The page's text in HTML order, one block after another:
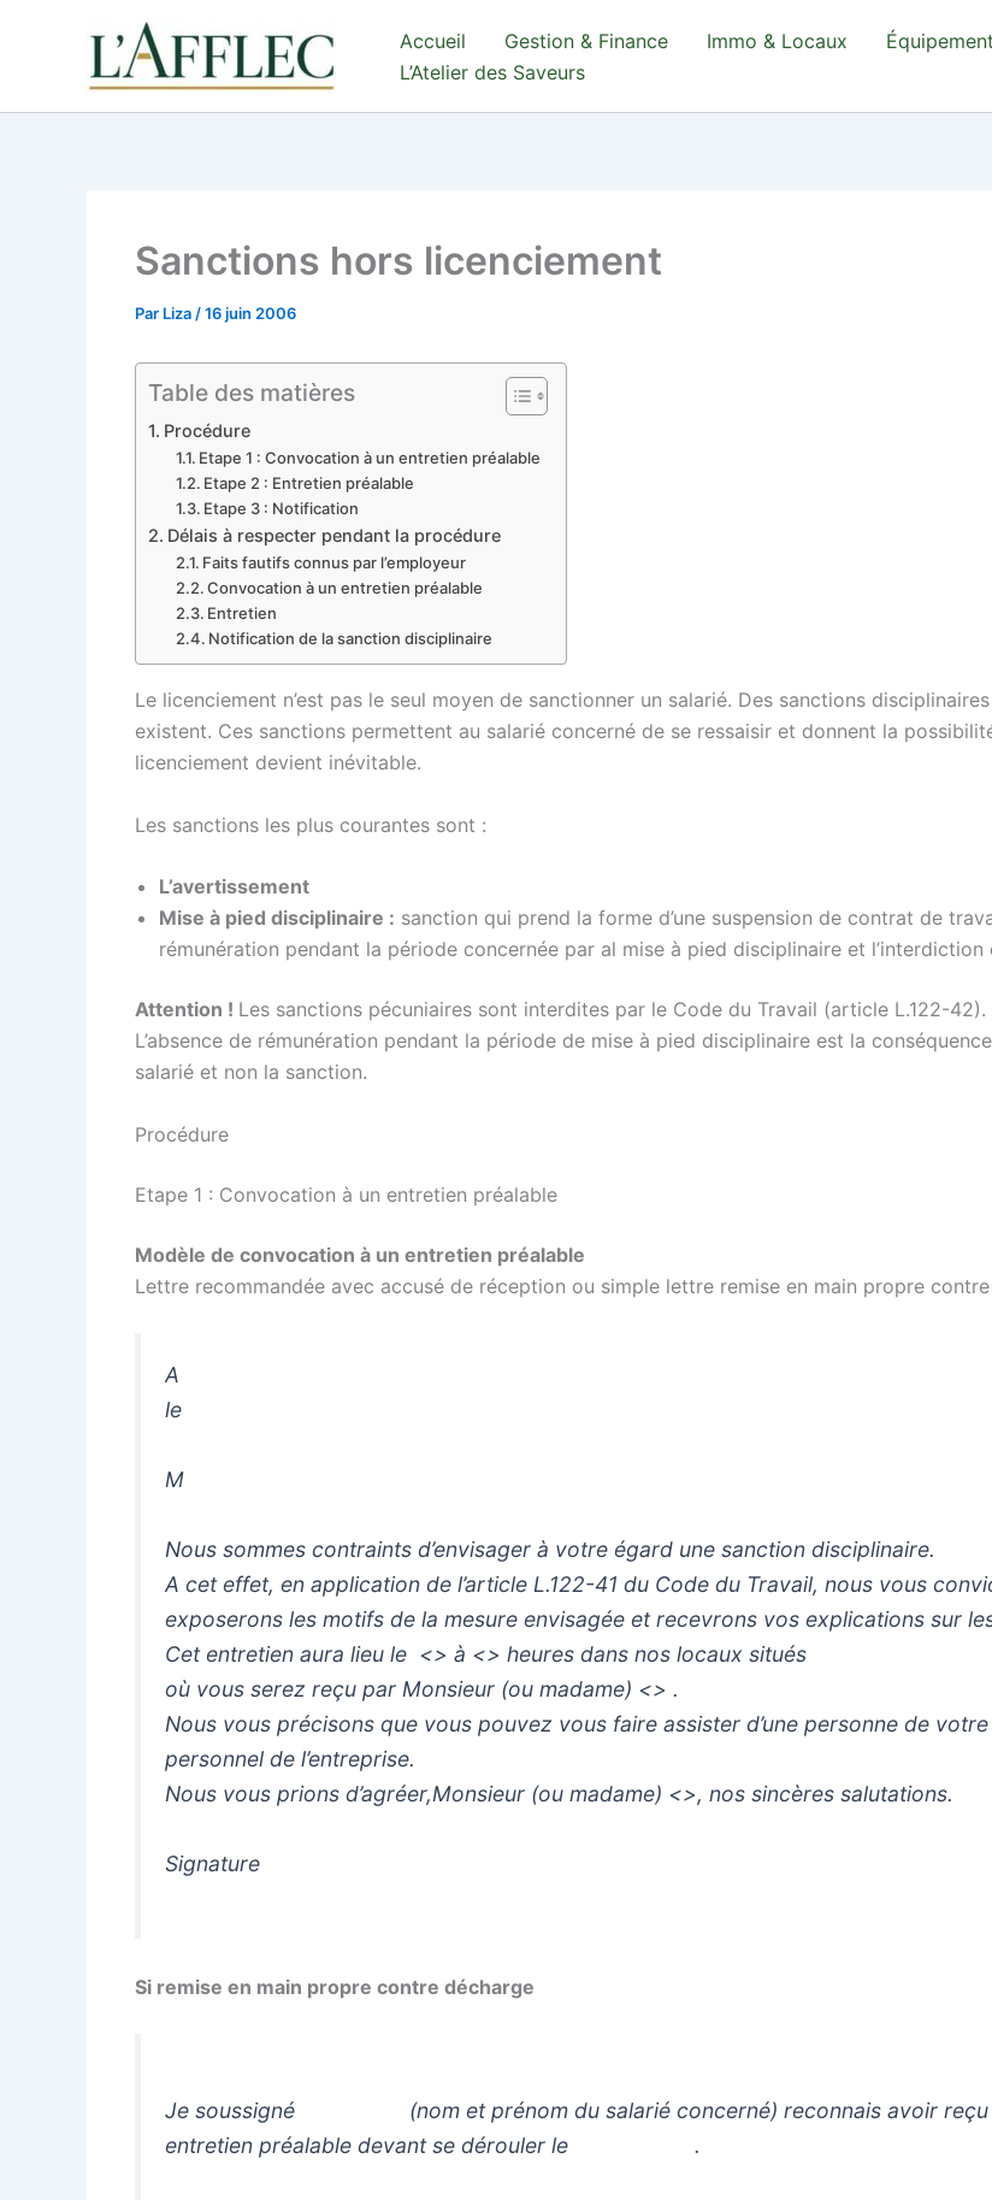
Accueil Gestion & Finance Immo & Locaux
L’Atelier des Saveurs
Sanctions hors licenciement
Par Liza /16 juin 2006
Table des matières
Procédure
Etape 1 : Convocation à un entretien préalable
Etape 2 : Entretien préalable
Etape 3 : Notification
Délais à respecter pendant la procédure
Faits fautifs connus par l’employeur
Convocation à un entretien préalable
Entretien
Notification de la sanction disciplinaire
Le licenciement n’est pas le seul moyen de sanctionner un salarié. Des sanctions
existent. Ces sanctions permettent au salarié concerné de se ressaisir et donnent la
licenciement devient inévitable.
Les sanctions les plus courantes sont :
L’avertissement
Mise à pied disciplinaire : sanction qui prend la forme d’une suspension de contrat de
rémunération pendant la période concernée par al mise à pied disciplinaire et
Attention ! Les sanctions pécuniaires sont interdites par le Code du Travail (article L.122-42).
L’absence de rémunération pendant la période de mise à pied disciplinaire est la
salarié et non la sanction.
Procédure
Etape 1 : Convocation à un entretien préalable
Modèle de convocation à un entretien préalable
Lettre recommandée avec accusé de réception ou simple lettre remise en main propre
A
le
M
Nous sommes contraints d’envisager à votre égard une sanction disciplinaire.
A cet effet, en application de l’article L.122-41 du Code du Travail, nous vous
exposerons les motifs de la mesure envisagée et recevrons vos explications sur
Cet entretien aura lieu le <> à <> heures dans nos locaux situés
où vous serez reçu par Monsieur (ou madame) <> .
Nous vous précisons que vous pouvez vous faire assister d’une personne de
personnel de l’entreprise.
Nous vous prions d’agréer,Monsieur (ou madame) <>, nos sincères salutations.
Signature
Si remise en main propre contre décharge
Je soussigné (nom et prénom du salarié concerné) reconnais avoir
entretien préalable devant se dérouler le .